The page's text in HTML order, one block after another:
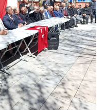
Yalova
Karabük
Kilis
Osmaniye
Düzce